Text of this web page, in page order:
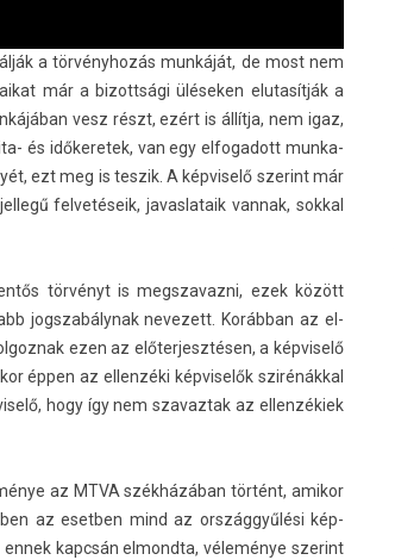
a törvényhozás munkáját, de most nem
már a bi­zottsági üléseken elutasít­ják a
vesz részt, ezért is állítja, nem igaz,
és időkeretek, van egy el­fogadott munka-
ezt meg is tes­zik. A kép­viselő szerint már
fel­vetéseik, javas­lataik van­nak, sokk­al
törvényt is megszavaz­ni, ezek között
jogszabálynak nevezett. Korábban az el­
ezen az előter­jesztés­en, a kép­viselő
éppen az el­lenzéki kép­viselők szirénákkal
hogy így nem szavaz­tak az el­lenzékiek
az MTVA székházában történt, amikor
az esetb­en mind az országgyűlési kép­
kapcsán el­mondta, véleménye szerint